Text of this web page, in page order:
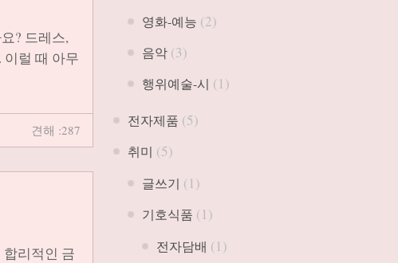
? 드레스,
럴 때 아무
견해 :287
리적인 금
영화-예능 (2)
음악 (3)
행위예술-시 (1)
전자제품 (5)
취미 (5)
글쓰기 (1)
기호식품 (1)
전자담배 (1)